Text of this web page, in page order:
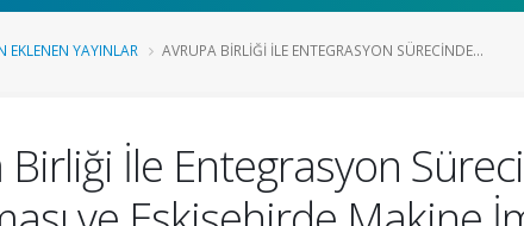
EKLENEN YAYINLAR AVRUPA BIRLIĞI İLE ENTEGRASYON SÜRECINDE...
İle Entegrasyon